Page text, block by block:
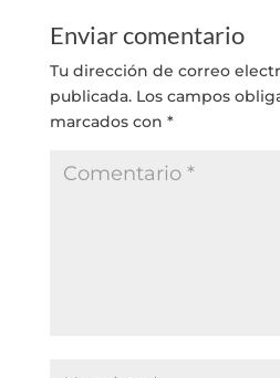
Enviar comentario
Tu dirección de correo
publicada. Los campos
marcados con *